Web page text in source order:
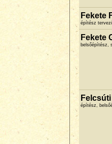
Fekete
építész
Fekete
belsőépítész,
építész,